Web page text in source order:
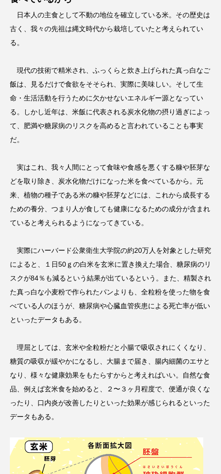
日本人の主食として不動の地位を確立している米。その歴史は
古く、我々の先祖は縄文時代から栽培していたと考えられてい
る。
現代の技術で精米され、ふっくらと炊き上げられた真っ白なご
飯は、見るだけで食欲をそそられ、実際に美味しい。そして生
命・生活活動を行うために欠かせないエネルギー源となってい
る。しかし近年は、米飯に代表される炭水化物の摂り過ぎによっ
て、肥満や糖尿病のリスクを高めると言われていることも事実
だ。
実はこれ、我々人間にとって食味や食感を悪くする糠や胚芽な
どを取り除き、炭水化物だけになった米を食べているから。元
来、植物の種子である米の糠や胚芽などには、これから成長する
ための養分、つまり人が食しても健康になるための成分が含まれ
ていると考えられるようになってきている。
実際にハーバード公衆衛生大学院の約20万人を対象とした研究
によると、１日50ｇの白米を玄米に置き換えた場合、糖尿病のリ
スクが84％も減るという結果が出ているという。また、精製され
た真っ白な小麦粉で作られたパンよりも、全粒粉を使った物を食
べている人のほうが、糖尿病や心臓血管疾患による死亡率が低い
といったデータもある。
理屈としては、玄米や全粒粉だと小腸で吸収されにくくなり、
糖質の吸収が緩やかになるし、大腸まで届き、腸内細菌のエサと
なり、様々な健康効果をもたらすからと考えればいい。自然な食
品、例えば玄米食を始めると、２〜３ヶ月程度で、便通が良くな
ったり、口内炎が改善したりといった効果が感じられるといった
データもある。